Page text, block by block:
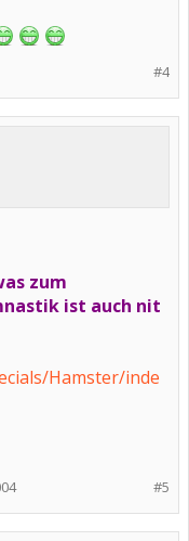
#4
zum
ist auch nit
Hamster/inde
#5